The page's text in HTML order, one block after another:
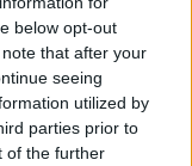
below opt-out
that after your
seeing
utilized by
parties prior to
of the further